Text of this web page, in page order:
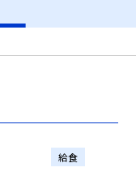
給食